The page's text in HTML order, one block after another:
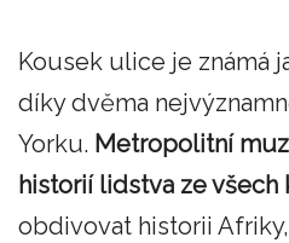
Kousek ulice je známá
díky dvěma
Yorku. Metropolitní
historií lidstva ze všech
obdivovat historii